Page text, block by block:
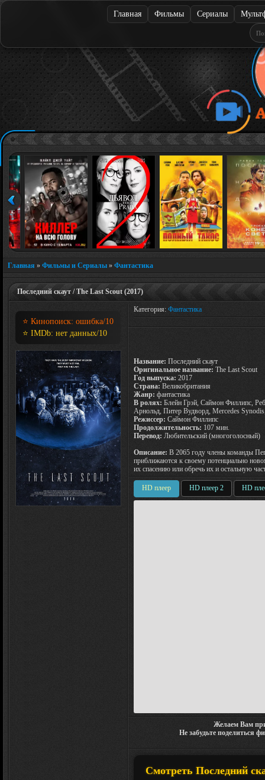
Главная Фильмы Сериалы
Главная » Фильмы и Сериалы » Фантастика
Последний скаут / The Last Scout (2017)
⭐ Кинопоиск: ошибка/10
⭐ IMDb: нет данных/10
Категория: Фантастика
Название: Последний скаут
Оригинальное название: The Last Scout
Год выпуска: 2017
Страна: Великобритания
Жанр: фантастика
В ролях: Блейн Грэй, Саймон Филлипс,
Арнольд, Питер Вудворд, Mercedes
Режиссер: Саймон Филлипс
Продолжительность: 107 мин.
Перевод: Любительский (многоголосный)
Описание: В 2065 году члены команды
приближаются к своему потенциально
их спасению или обречь их и остальную
HD плеер HD плеер 2 HD
Желаем Вам
Не забудьте поделиться
Смотреть Последний